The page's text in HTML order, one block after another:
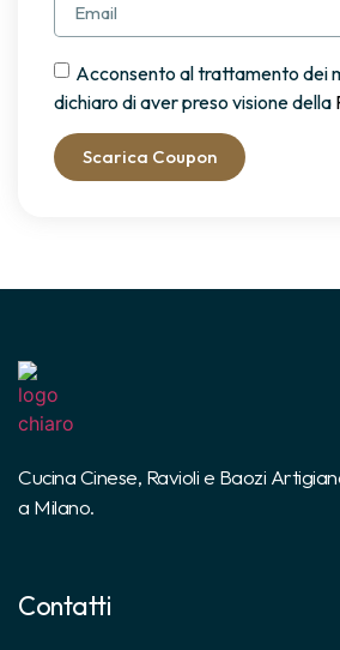
Acconsento al trattamento dei
dichiaro di aver preso visione della
Scarica Coupon
Cucina Cinese, Ravioli e Baozi
a Milano.
Contatti